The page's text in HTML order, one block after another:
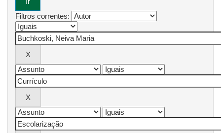
Filtros correntes: